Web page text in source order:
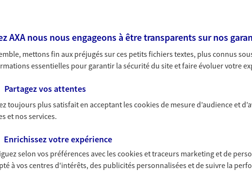
dresser un bilan complet de votre situation. Une analyse
solide pour vous formuler des conseils cohérents avec vos
besoins.
nos solutions AXA
AXA nous nous engageons à être transparents sur nos
mettons fin aux préjugés sur ces petits fichiers textes, plus connus
essentielles pour garantir la sécurité du site et faire évoluer votre
Partagez vos attentes
toujours plus satisfait en acceptant lescookiesde mesure d’audience et
et nos services.
Enrichissez votre expérience
selon vos préférences avec lescookies et traceurs marketing et de
à vos centres d'intérêts, des publicités personnalisées et de suivre la